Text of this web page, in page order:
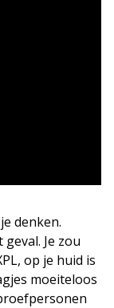
denken.
Je zou
op je huid is
moeiteloos